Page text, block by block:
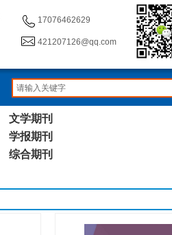
17076462629
421207126@qq.com
文学期刊
学报期刊
综合期刊